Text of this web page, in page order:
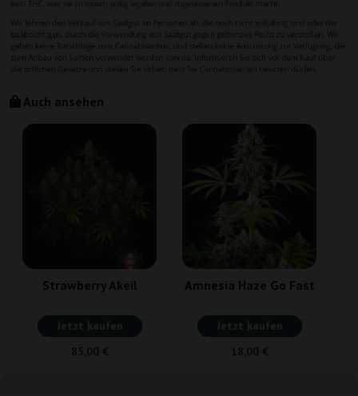
Auch ansehen
Strawberry Akeil
Jetzt kaufen
85,00 €
Amnesia Haze Go Fast
Jetzt kaufen
18,00 €